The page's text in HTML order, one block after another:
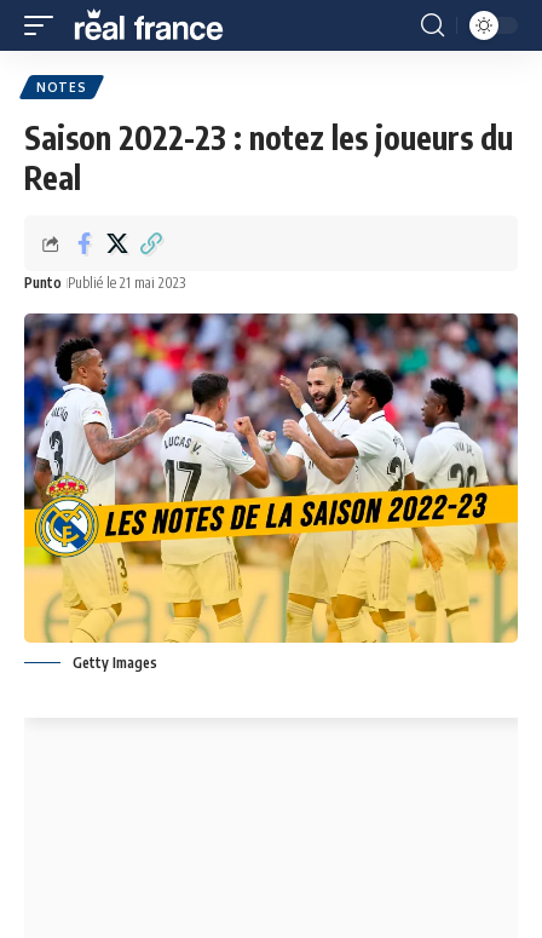
NOTES
Saison 2022-23 : notez les joueurs du
Real
Punto Publié le 21 mai 2023
Getty Images